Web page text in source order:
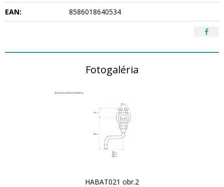
EAN:
8586018640534
Fotogaléria
HABAT021 obr.2